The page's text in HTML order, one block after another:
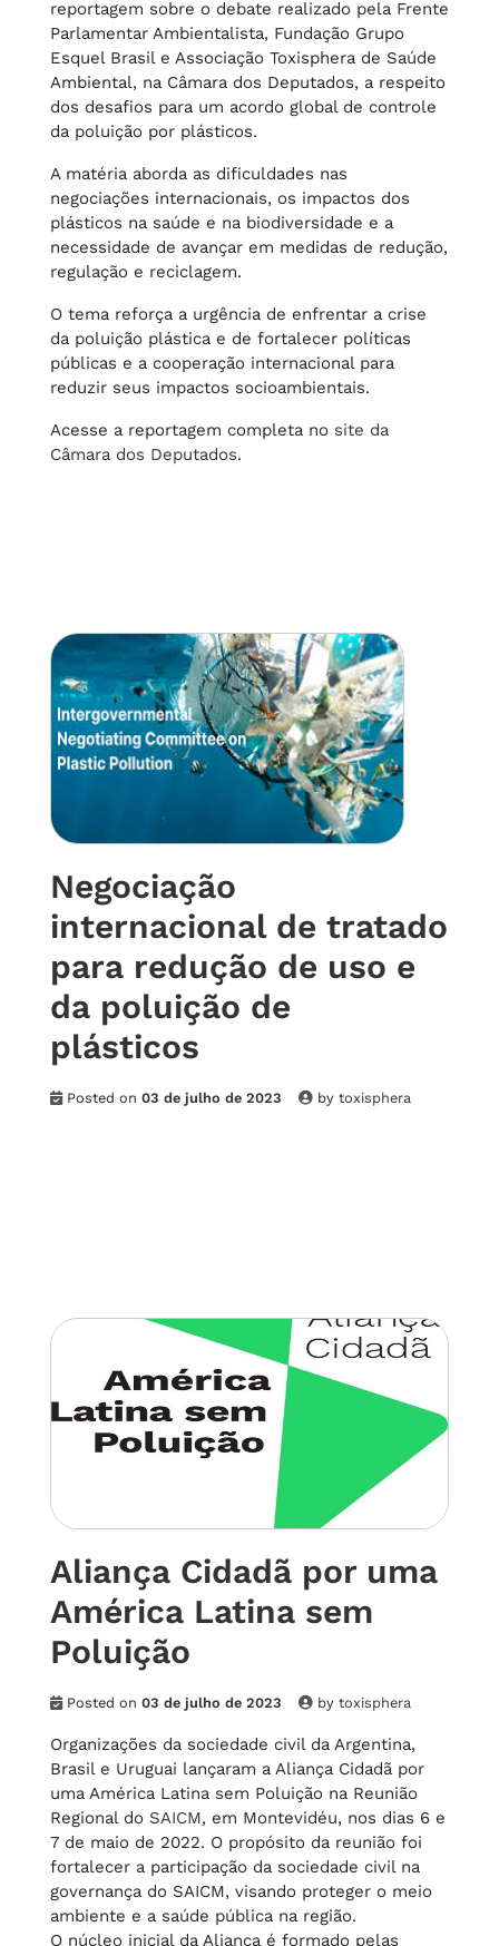
reportagem sobre o debate realizado pela Frente
Parlamentar Ambientalista, Fundação Grupo
Esquel Brasil e Associação Toxisphera de Saúde
Ambiental, na Câmara dos Deputados, a respeito
dos desafios para um acordo global de controle
da poluição por plásticos.
A matéria aborda as dificuldades nas
negociações internacionais, os impactos dos
plásticos na saúde e na biodiversidade e a
necessidade de avançar em medidas de redução,
regulação e reciclagem.
O tema reforça a urgência de enfrentar a crise
da poluição plástica e de fortalecer políticas
públicas e a cooperação internacional para
reduzir seus impactos socioambientais.
Acesse a reportagem completa no site da
Câmara dos Deputados.
Negociação
internacional de tratado
para redução de uso e
da poluição de
plásticos
Posted on 03 de julho de 2023 by toxisphera
Aliança Cidadã por uma
América Latina sem
Poluição
Posted on 03 de julho de 2023 by toxisphera
Organizações da sociedade civil da Argentina,
Brasil e Uruguai lançaram a Aliança Cidadã por
uma América Latina sem Poluição na Reunião
Regional do SAICM, em Montevidéu, nos dias 6 e
7 de maio de 2022. O propósito da reunião foi
fortalecer a participação da sociedade civil na
governança do SAICM, visando proteger o meio
ambiente e a saúde pública na região.
O núcleo inicial da Aliança é formado pelas